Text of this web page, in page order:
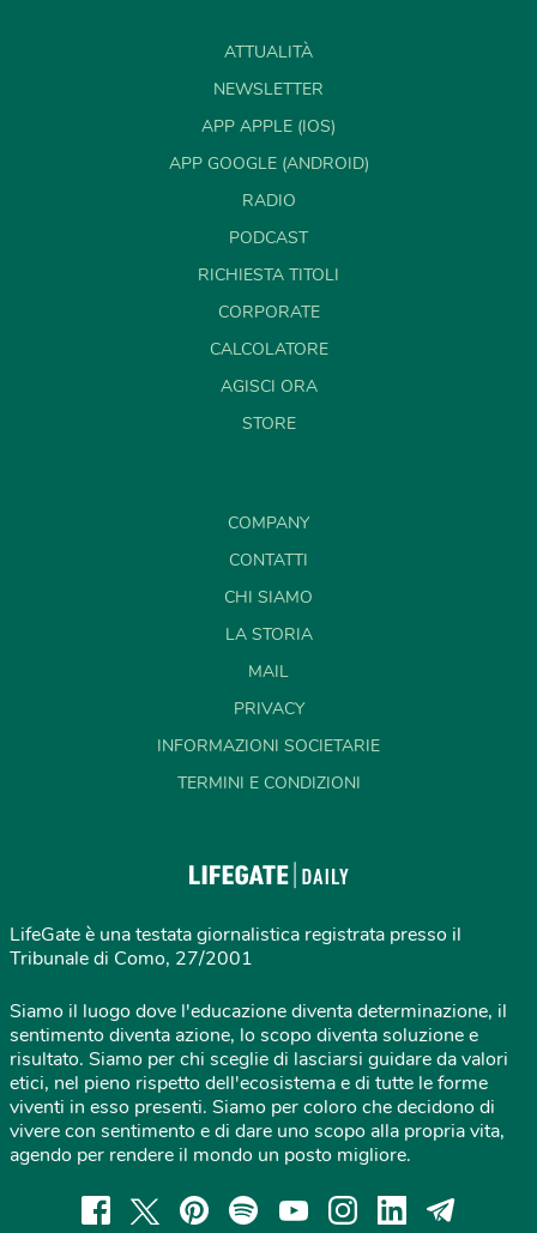
ATTUALITÀ
NEWSLETTER
APP APPLE (IOS)
APP GOOGLE (ANDROID)
RADIO
PODCAST
RICHIESTA TITOLI
CORPORATE
CALCOLATORE
AGISCI ORA
STORE
COMPANY
CONTATTI
CHI SIAMO
LA STORIA
MAIL
PRIVACY
INFORMAZIONI SOCIETARIE
TERMINI E CONDIZIONI
LifeGate è una testata giornalistica registrata presso il
Tribunale di Como, 27/2001
Siamo il luogo dove l'educazione diventa determinazione, il
sentimento diventa azione, lo scopo diventa soluzione e
risultato. Siamo per chi sceglie di lasciarsi guidare da valori
etici, nel pieno rispetto dell'ecosistema e di tutte le forme
viventi in esso presenti. Siamo per coloro che decidono di
vivere con sentimento e di dare uno scopo alla propria vita,
agendo per rendere il mondo un posto migliore.